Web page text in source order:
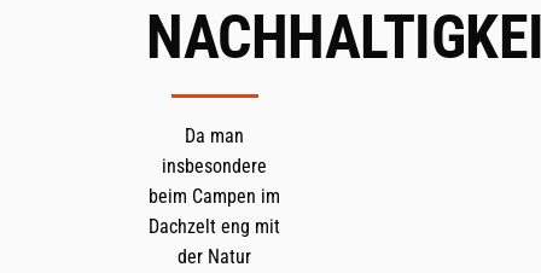
Da man
insbesondere
beim Campen im
Dachzelt eng mit
der Natur